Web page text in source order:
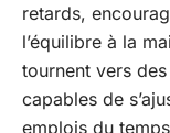
retards,
l’équilibre à la
tournent vers
capables de
emplois du